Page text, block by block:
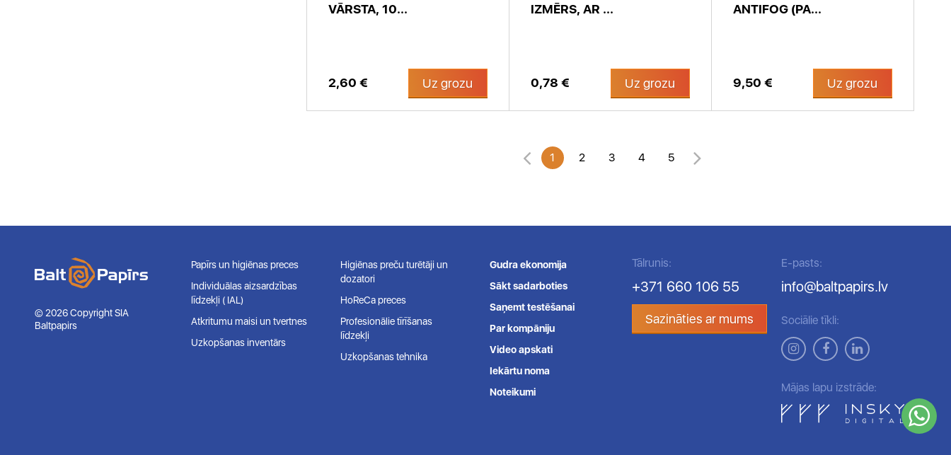
VĀRSTA, 10...
2,60 € Uz grozu
IZMĒRS, AR ...
0,78 € Uz grozu
ANTIFOG (PA...
9,50 € Uz grozu
1 2 3 4 5
© 2026 Copyright SIA
Baltpapirs
Papīrs un higiēnas preces
Individuālas aizsardzības
līdzekļi ( IAL)
Atkritumu maisi un tvertnes
Uzkopšanas inventārs
Higiēnas preču turētāji un
dozatori
HoReCa preces
Profesionālie tīrīšanas
līdzekļi
Uzkopšanas tehnika
Gudra ekonomija
Sākt sadarboties
Saņemt testēšanai
Par kompāniju
Video apskati
Iekārtu noma
Noteikumi
Tālrunis:
+371 660 106 55
Sazināties ar mums
E-pasts:
info@baltpapirs.lv
Sociālie tīkli:
Mājas lapu izstrāde: